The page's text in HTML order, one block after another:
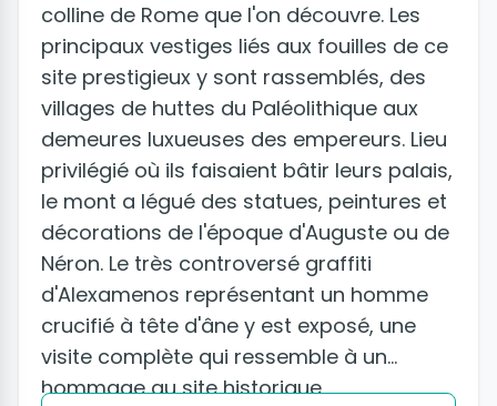
colline de Rome que l'on découvre. Les
principaux vestiges liés aux fouilles de ce
site prestigieux y sont rassemblés, des
villages de huttes du Paléolithique aux
demeures luxueuses des empereurs. Lieu
privilégié où ils faisaient bâtir leurs palais,
le mont a légué des statues, peintures et
décorations de l'époque d'Auguste ou de
Néron. Le très controversé graffiti
d'Alexamenos représentant un homme
crucifié à tête d'âne y est exposé, une
visite complète qui ressemble à un
hommage au site historique